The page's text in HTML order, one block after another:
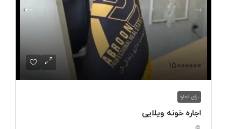
۱۵۰۰۰۰۰۰
برای اجاره
اجاره خونه ویلایی